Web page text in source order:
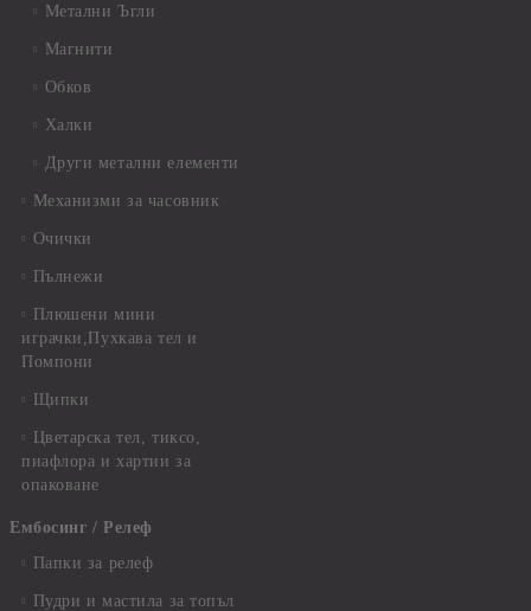
Метални Ъгли
Магнити
Обков
Халки
Други метални елементи
Механизми за часовник
Очички
Пълнежи
Плюшени мини
играчки,Пухкава тел и
Помпони
Щипки
Цветарска тел, тиксо,
пиафлора и хартии за
опаковане
Ембосинг / Релеф
Папки за релеф
Пудри и мастила за топъл